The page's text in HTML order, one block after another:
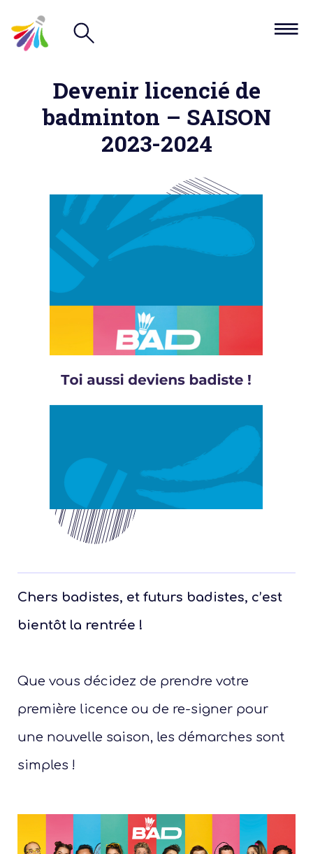
Devenir licencié de
badminton – SAISON
2023-2024
Chers badistes, et futurs badistes, c’est
bientôt la rentrée !
Que vous décidez de prendre votre
première licence ou de re-signer pour
une nouvelle saison, les démarches sont
simples !